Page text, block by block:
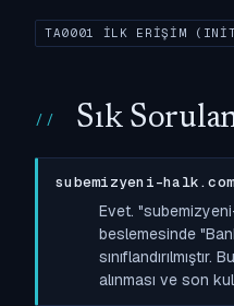
TA0001 İLK ERIŞIM
Sık
subemizyeni-
Evet.
beslemesinde
alınması ve son